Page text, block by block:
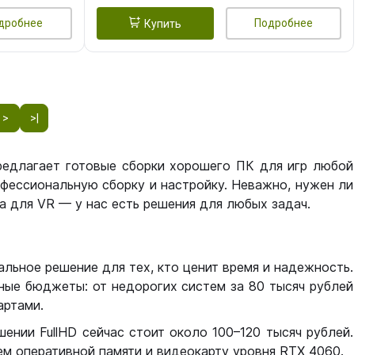
Купить Подробнее
> >|
готовые сборки хорошего ПК для игр любой
сборку и настройку. Неважно, нужен ли
для VR — у нас есть решения для любых задач.
решение для тех, кто ценит время и надежность.
бюджеты: от недорогих систем за 80 тысяч рублей
FullHD сейчас стоит около 100–120 тысяч рублей.
оперативной памяти и видеокарту уровня RTX 4060.